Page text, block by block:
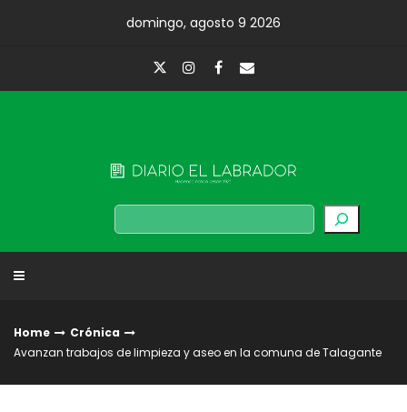
domingo, agosto 9 2026
Buscar
Home
Crónica
Avanzan trabajos de limpieza y aseo en la comuna de Talagante